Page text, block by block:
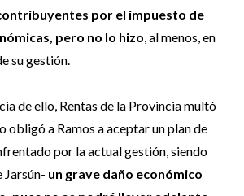
por el impuesto de
pero no lo hizo, al menos, en
su gestión.
de ello, Rentas de la Provincia multó
obligó a Ramos a aceptar un plan de
por la actual gestión, siendo
Jarsún- un grave daño económico